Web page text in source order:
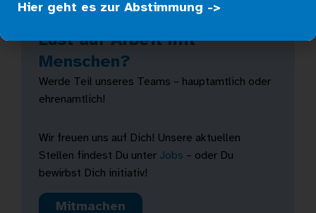
Lust auf Arbeit mit
Menschen?
Werde Teil unseres Teams – hauptamtlich oder
ehrenamtlich!
Wir freuen uns auf Dich! Unsere aktuellen
Stellen findest Du unter Jobs – oder Du
bewirbst Dich initiativ!
Mitmachen
Hier geht es zur Abstimmung ->